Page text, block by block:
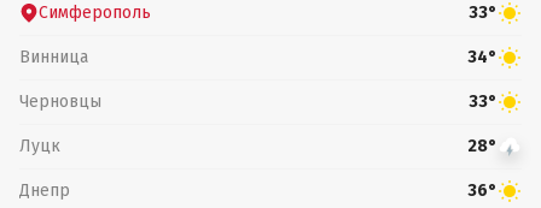
Симферополь 33°
Винница 34°
Черновцы 33°
Луцк 28°
Днепр 36°